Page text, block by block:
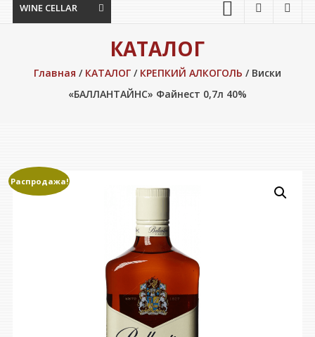
WINE CELLAR
КАТАЛОГ
Главная / КАТАЛОГ/ КРЕПКИЙ АЛКОГОЛЬ / Виски
«БАЛЛАНТАЙНС» Файнест 0,7л 40%
Распродажа!